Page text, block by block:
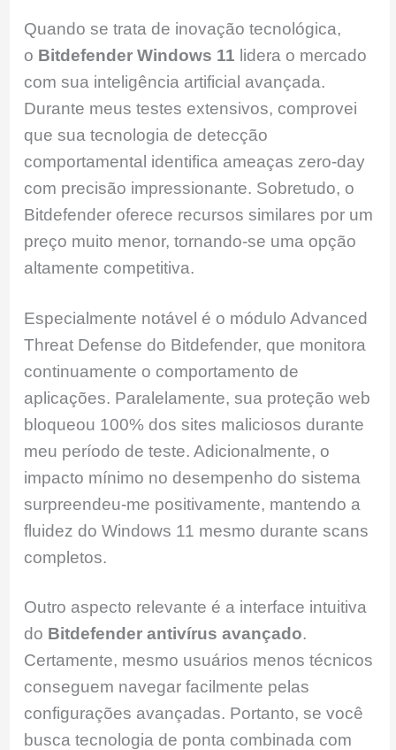
Quando se trata de inovação tecnológica,
o Bitdefender Windows 11 lidera o mercado
com sua inteligência artificial avançada.
Durante meus testes extensivos, comprovei
que sua tecnologia de detecção
comportamental identifica ameaças zero-day
com precisão impressionante. Sobretudo, o
Bitdefender oferece recursos similares por um
preço muito menor, tornando-se uma opção
altamente competitiva.
Especialmente notável é o módulo Advanced
Threat Defense do Bitdefender, que monitora
continuamente o comportamento de
aplicações. Paralelamente, sua proteção web
bloqueou 100% dos sites maliciosos durante
meu período de teste. Adicionalmente, o
impacto mínimo no desempenho do sistema
surpreendeu-me positivamente, mantendo a
fluidez do Windows 11 mesmo durante scans
completos.
Outro aspecto relevante é a interface intuitiva
do Bitdefender antivírus avançado.
Certamente, mesmo usuários menos técnicos
conseguem navegar facilmente pelas
configurações avançadas. Portanto, se você
busca tecnologia de ponta combinada com